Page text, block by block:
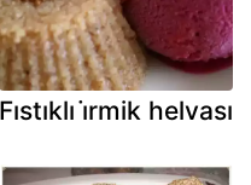
Fıstıklı i̇rmik helvası